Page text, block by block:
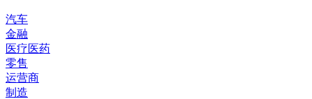
汽车
金融
医疗医药
零售
运营商
制造